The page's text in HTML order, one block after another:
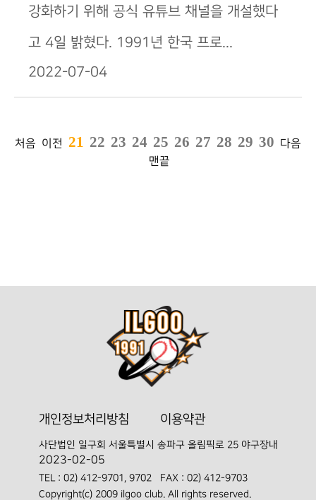
강화하기 위해 공식 유튜브 채널을 개설했다
고 4일 밝혔다. 1991년 한국 프로...
2022-07-04
처음 이전 21 22 23 24 25 26 27 28 29 30 다음
맨끝
개인정보처리방침 이용약관
사단법인 일구회 서울특별시 송파구 올림픽로 25 야구장내
2023-02-05
TEL : 02) 412-9701, 9702
FAX : 02) 412-9703
Copyright(c) 2009 ilgoo club. All rights reserved.